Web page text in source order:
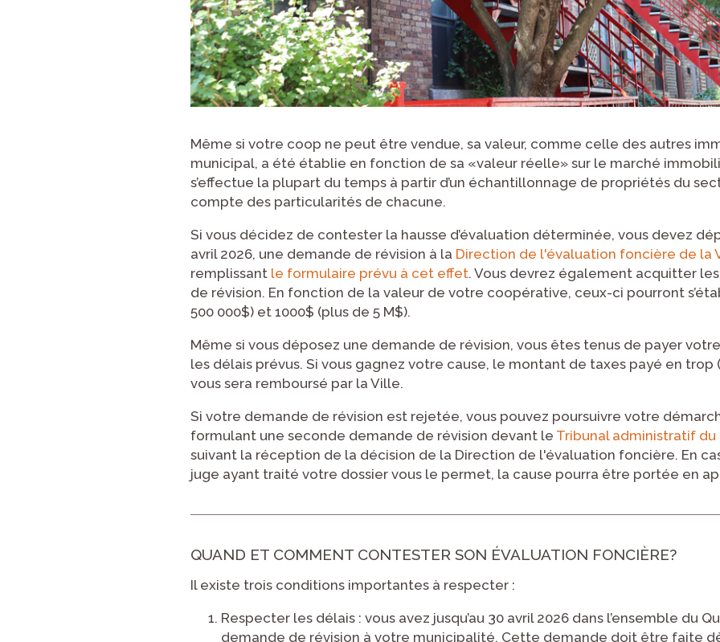
Même si votre coop ne peut être vendue, sa valeur, comme celle des autres
municipal, a été établie en fonction de sa «valeur réelle» sur le marché
s’effectue la plupart du temps à partir d’un échantillonnage de propriétés du
compte des particularités de chacune.
Si vous décidez de contester la hausse d’évaluation déterminée, vous devez
avril 2026, une demande de révision à la Direction de l'évaluation foncière de la
remplissant le formulaire prévu à cet effet. Vous devrez également acquitter
de révision. En fonction de la valeur de votre coopérative, ceux-ci pourront
500 000$) et 1000$ (plus de 5 M$).
Même si vous déposez une demande de révision, vous êtes tenus de payer
les délais prévus. Si vous gagnez votre cause, le montant de taxes payé en trop
vous sera remboursé par la Ville.
Si votre demande de révision est rejetée, vous pouvez poursuivre votre
formulant une seconde demande de révision devant le Tribunal administratif du
suivant la réception de la décision de la Direction de l'évaluation foncière. En
juge ayant traité votre dossier vous le permet, la cause pourra être portée en
QUAND ET COMMENT CONTESTER SON ÉVALUATION FONCIÈRE?
Il existe trois conditions importantes à respecter :
Respecter les délais : vous avez jusqu’au 30 avril 2026 dans l’ensemble du
demande de révision à votre municipalité. Cette demande doit être faite